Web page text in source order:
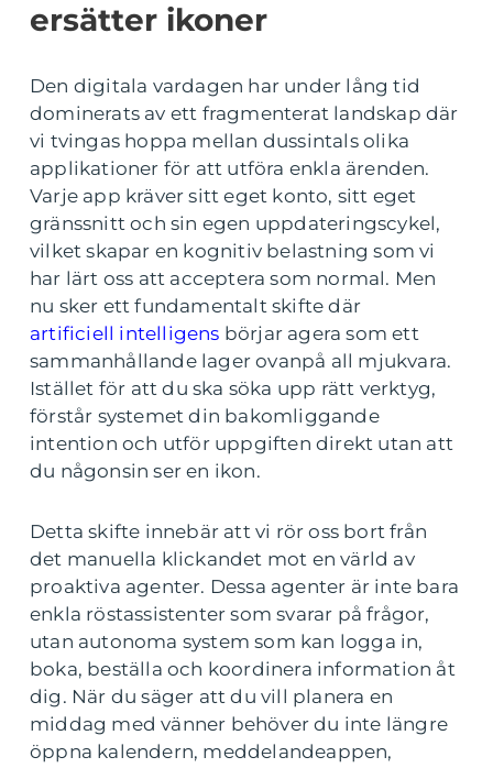
ersätter ikoner
Den digitala vardagen har under lång tid
dominerats av ett fragmenterat landskap där
vi tvingas hoppa mellan dussintals olika
applikationer för att utföra enkla ärenden.
Varje app kräver sitt eget konto, sitt eget
gränssnitt och sin egen uppdateringscykel,
vilket skapar en kognitiv belastning som vi
har lärt oss att acceptera som normal. Men
nu sker ett fundamentalt skifte där
artificiell intelligens börjar agera som ett
sammanhållande lager ovanpå all mjukvara.
Istället för att du ska söka upp rätt verktyg,
förstår systemet din bakomliggande
intention och utför uppgiften direkt utan att
du någonsin ser en ikon.
Detta skifte innebär att vi rör oss bort från
det manuella klickandet mot en värld av
proaktiva agenter. Dessa agenter är inte bara
enkla röstassistenter som svarar på frågor,
utan autonoma system som kan logga in,
boka, beställa och koordinera information åt
dig. När du säger att du vill planera en
middag med vänner behöver du inte längre
öppna kalendern, meddelandeappen,